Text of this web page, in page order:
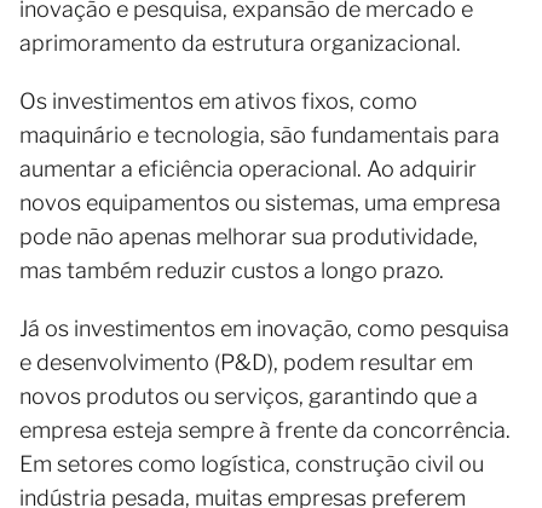
inovação e pesquisa, expansão de mercado e
aprimoramento da estrutura organizacional.
Os investimentos em ativos fixos, como
maquinário e tecnologia, são fundamentais para
aumentar a eficiência operacional. Ao adquirir
novos equipamentos ou sistemas, uma empresa
pode não apenas melhorar sua produtividade,
mas também reduzir custos a longo prazo.
Já os investimentos em inovação, como pesquisa
e desenvolvimento (P&D), podem resultar em
novos produtos ou serviços, garantindo que a
empresa esteja sempre à frente da concorrência.
Em setores como logística, construção civil ou
indústria pesada, muitas empresas preferem